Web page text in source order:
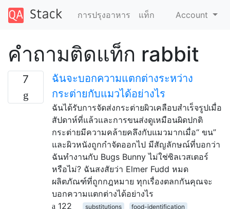
การปรุงอาหาร แท็ก Account
คำถามติดแท็ก rabbit
7
ฉันจะบอกความแตกต่างระหว่าง
กระต่ายกับแมวได้อย่างไร
ฉันได้รับการจัดส่งกระต่ายผิวเคลือบสำเร็จรูปเมื่อ
สัปดาห์ที่แล้วและการขนส่งดูเหมือนผิดปกติ
กระต่ายมีความคล้ายคลึงกับแมวมากเมื่อ“ ขน”
และผิวหนังถูกกำจัดออกไป มีสัญลักษณ์ที่บอกว่า
ฉันทำงานกับ Bugs Bunny ไม่ใช่ซิลเวสเตอร์
หรือไม่? ฉันสงสัยว่า Elmer Fudd หมด
ผลิตภัณฑ์ที่ถูกกฎหมาย ทุกเรื่องตลกกันคุณจะ
บอกความแตกต่างได้อย่างไร
122
substitutions
food-identification